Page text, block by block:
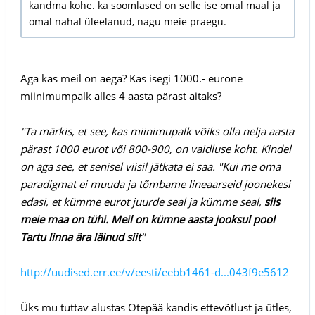
kandma kohe. ka soomlased on selle ise omal maal ja
omal nahal üleelanud, nagu meie praegu.
Aga kas meil on aega? Kas isegi 1000.- eurone
miinimumpalk alles 4 aasta pärast aitaks?
"Ta märkis, et see, kas miinimupalk võiks olla nelja aasta
pärast 1000 eurot või 800-900, on vaidluse koht. Kindel
on aga see, et senisel viisil jätkata ei saa. "Kui me oma
paradigmat ei muuda ja tõmbame lineaarseid joonekesi
edasi, et kümme eurot juurde seal ja kümme seal, siis
meie maa on tühi. Meil on kümne aasta jooksul pool
Tartu linna ära läinud siit"
http://uudised.err.ee/v/eesti/eebb1461-d...043f9e5612
Üks mu tuttav alustas Otepää kandis ettevõtlust ja ütles,